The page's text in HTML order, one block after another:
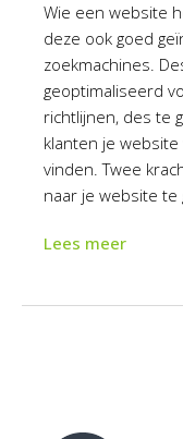
Wie een website
deze ook goed
zoekmachines.
geoptimaliseerd
richtlijnen, des te
klanten je
vinden. Twee
naar je website
Lees meer